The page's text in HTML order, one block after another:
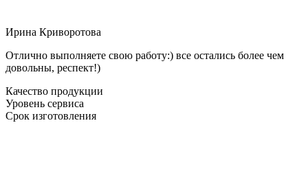
Ирина Криворотова
Отлично выполняете свою работу:) все остались более чем
довольны, респект!)
Качество продукции
Уровень сервиса
Срок изготовления